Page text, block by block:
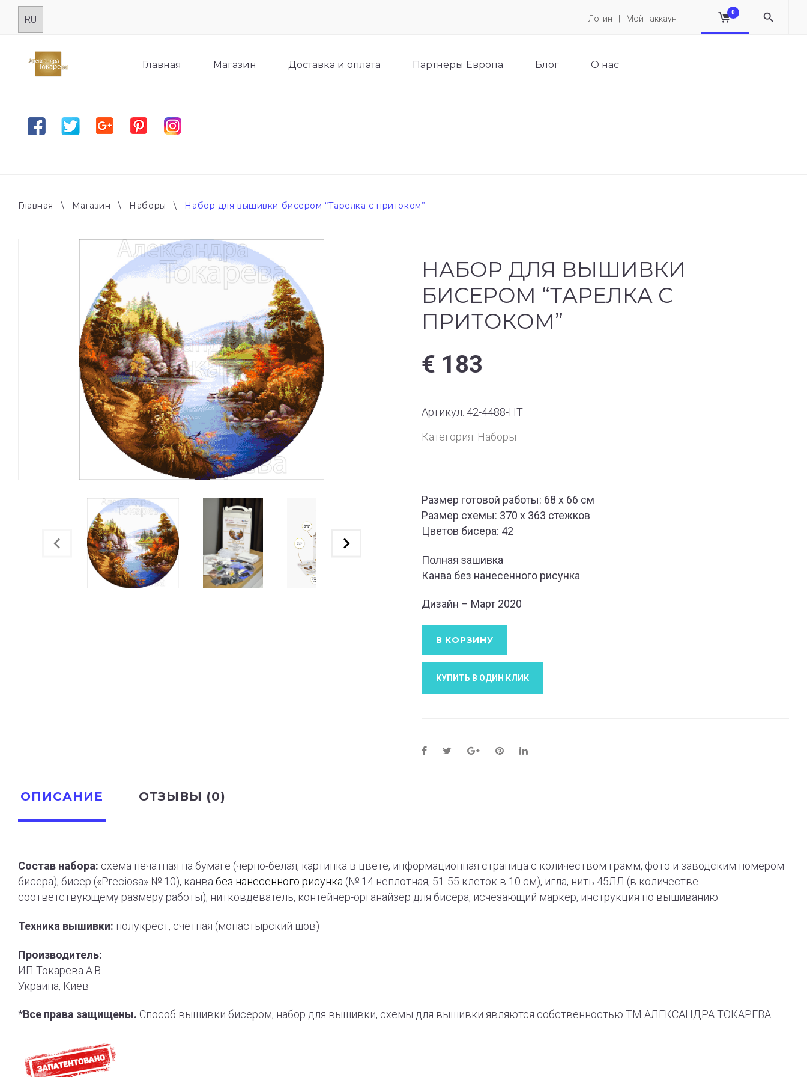
Skip
Логин | Мой аккаунт
0
FacebookTwitterGoogle plus PinterestInstagram
Главная Магазин Доставка и оплата Партнеры Европа Блог О нас
Главная \ Магазин \ Наборы \ Набор для вышивки бисером “Тарелка с притоком”
НАБОР ДЛЯ ВЫШИВКИ
БИСЕРОМ “ТАРЕЛКА С
ПРИТОКОМ”
€ 183
Артикул: 42-4488-НТ
Категория: Наборы
Размер готовой работы: 68 х 66 см
Размер схемы: 370 х 363 стежков
Цветов бисера: 42
Полная зашивка
Канва без нанесенного рисунка
Дизайн – Март 2020
В КОРЗИНУ
КУПИТЬ В ОДИН КЛИК
ОПИСАНИЕ ОТЗЫВЫ (0)
Состав набора: схема печатная на бумаге (черно-белая, картинка в цвете, информационная страница с количеством грамм, фото и заводским номером
бисера), бисер («Preciosa» № 10), канва без нанесенного рисунка (№ 14 неплотная, 51-55 клеток в 10 см), игла, нить 45ЛЛ (в количестве
соответствующему размеру работы), нитковдеватель, контейнер-органайзер для бисера, исчезающий маркер, инструкция по вышиванию
Техника вышивки: полукрест, счетная (монастырский шов)
Производитель:
ИП Токарева А.В.
Украина, Киев
*Все права защищены. Способ вышивки бисером, набор для вышивки, схемы для вышивки являются собственностью ТМ АЛЕКСАНДРА ТОКАРЕВА